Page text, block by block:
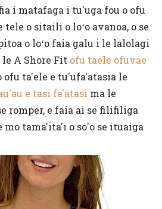
i matafaga i tu'uga fou o ofu
tele o sitaili o loʻo avanoa, o se
o loʻo faia galu i le lalolagi
A Shore Fit ofu taele ofuvae
ofu ta'ele e tu'ufa'atasia le
e tasi fa'atasi ma le
romper, e faia ai se filifiliga
mo tama'ita'i o so'o se ituaiga